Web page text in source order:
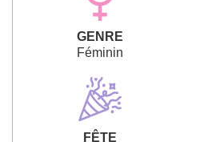
GENRE
Féminin
FÊTE